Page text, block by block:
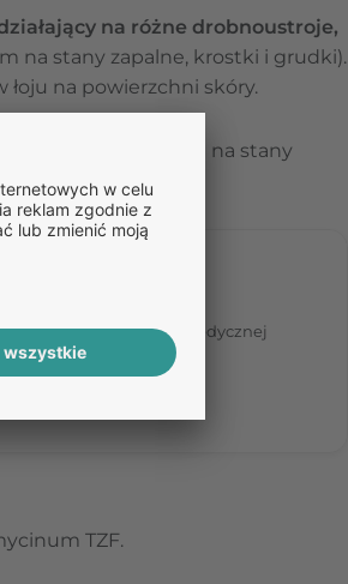
na różne drobnoustroje,
na stany zapalne, krostki i grudki).
na powierzchni skóry.
, w tym także na stany
uzyskania porady medycznej
TZF.